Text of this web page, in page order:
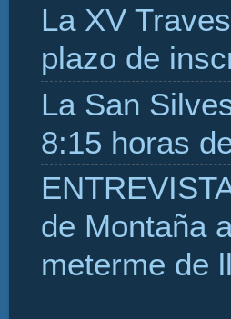
La XV
plazo de
La San
8:15 horas
de Montaña
meterme de